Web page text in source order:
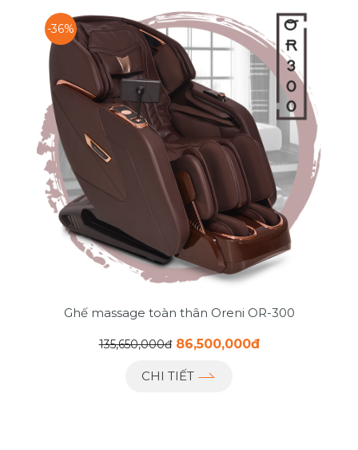
-36%
Ghế massage toàn thân Oreni OR-300
135,650,000đ 86,500,000đ
CHI TIẾT